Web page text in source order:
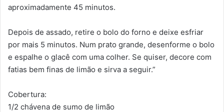
aproximadamente 45 minutos.
Depois de assado, retire o bolo do forno e deixe esfriar
por mais 5 minutos. Num prato grande, desenforme o bolo
e espalhe o glacê com uma colher. Se quiser, decore com
fatias bem finas de limão e sirva a seguir.”
Cobertura:
1/2 chávena de sumo de limão